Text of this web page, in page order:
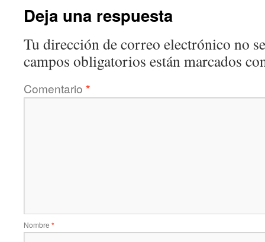
Deja una respuesta
Tu dirección de correo electrónico no
campos obligatorios están marcados
Comentario *
Nombre *